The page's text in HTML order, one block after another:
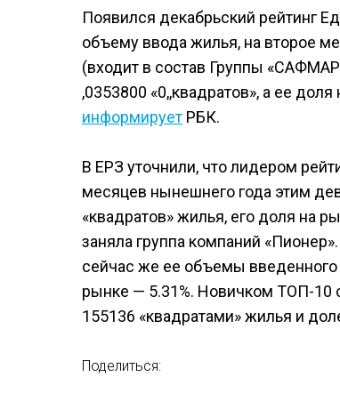
Появился декабрьский рейтинг
объему ввода жилья, на второе
(входит в состав Группы
,0353800 «0,,квадратов», а ее
информирует РБК.
В ЕРЗ уточнили, что лидером
месяцев нынешнего года этим
«квадратов» жилья, его доля на
заняла группа компаний
сейчас же ее объемы введенного
рынке — 5.31%. Новичком ТОП-10
155136 «квадратами» жилья и
Поделиться: